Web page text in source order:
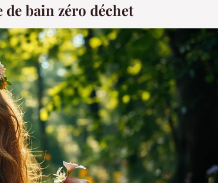
de bain zéro déchet